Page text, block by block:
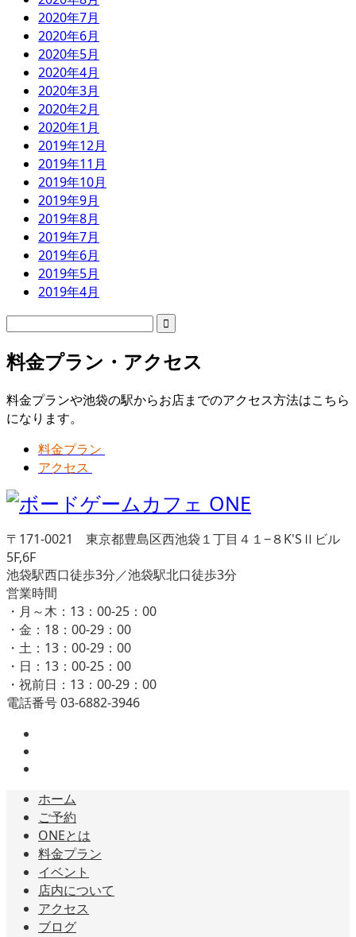
2020年7月
2020年6月
2020年5月
2020年4月
2020年3月
2020年2月
2020年1月
2019年12月
2019年11月
2019年10月
2019年9月
2019年8月
2019年7月
2019年6月
2019年5月
2019年4月
料金プラン・アクセス
料金プランや池袋の駅からお店までのアクセス方法はこちら
になります。
料金プラン
アクセス
〒171-0021 東京都豊島区西池袋１丁目４１−８K'SⅡビル
5F,6F
池袋駅西口徒歩3分／池袋駅北口徒歩3分
営業時間
・月～木：13：00-25：00
・金：18：00-29：00
・土：13：00-29：00
・日：13：00-25：00
・祝前日：13：00-29：00
電話番号 03-6882-3946
ホーム
ご予約
ONEとは
料金プラン
イベント
店内について
アクセス
ブログ